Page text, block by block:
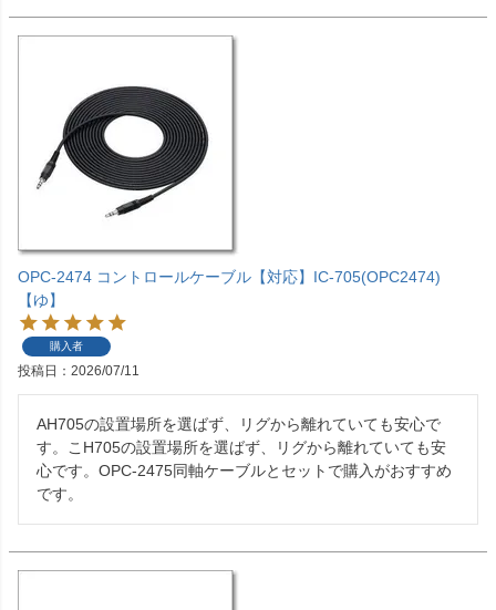
OPC-2474 コントロールケーブル【対応】IC-705(OPC2474)
【ゆ】
購入者
投稿日 2026/07/11
AH705の設置場所を選ばず、リグから離れていても安心で
す。こH705の設置場所を選ばず、リグから離れていても安
心です。OPC-2475同軸ケーブルとセットで購入がおすすめ
です。